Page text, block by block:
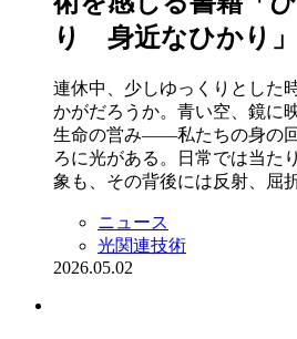
り 身近なひかり」
連休中、少しゆっくりとした
かがだろうか。青い空、鏡に
生命の営み――私たちの身の
ろに光がある。日常では当た
象も、その背後には反射、屈
ニュース
光関連技術
2026.05.02